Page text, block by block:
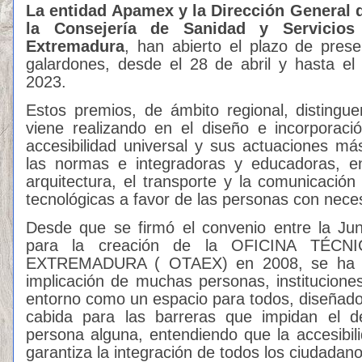
La entidad Apamex y la Dirección General
la Consejería de Sanidad y
Extremadura, han abierto el plazo de
galardones, desde el 28 de abril y hasta
2023.
Estos premios, de ámbito regional,
viene realizando en el diseño e
accesibilidad universal y sus actuaciones
las normas e integradoras y educadoras,
arquitectura, el transporte y la
tecnológicas a favor de las personas con
Desde que se firmó el convenio entre la
para la creación de la OFICINA
EXTREMADURA ( OTAEX) en 2008, se
implicación de muchas personas,
entorno como un espacio para todos,
cabida para las barreras que impidan el
persona alguna, entendiendo que la
garantiza la integración de todos los